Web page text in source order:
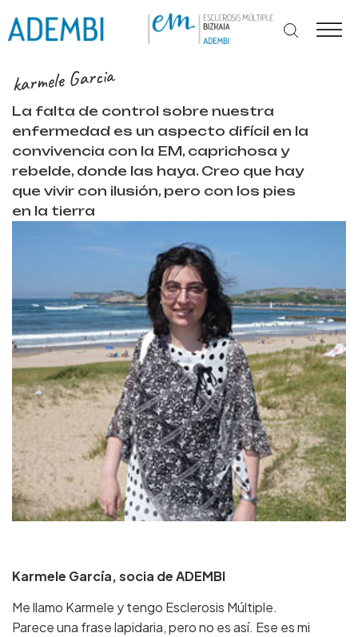
al
karmele Garcia
La falta de control sobre nuestra
enfermedad es un aspecto difícil en la
convivencia con la EM, caprichosa y
rebelde, donde las haya. Creo que hay
que vivir con ilusión, pero con los pies
en la tierra
Karmele García, socia de ADEMBI
Me llamo Karmele y tengo Esclerosis Múltiple.
Parece una frase lapidaria, pero no es así. Ese es mi